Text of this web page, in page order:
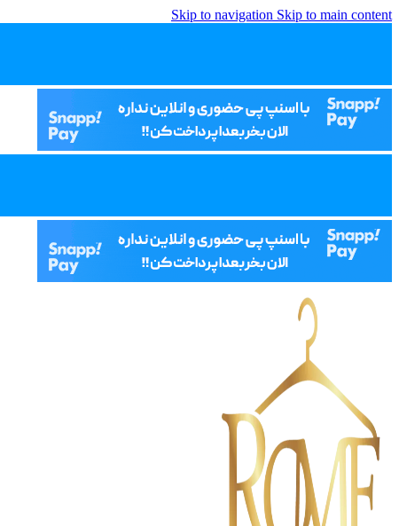
Skip to navigation Skip to main content